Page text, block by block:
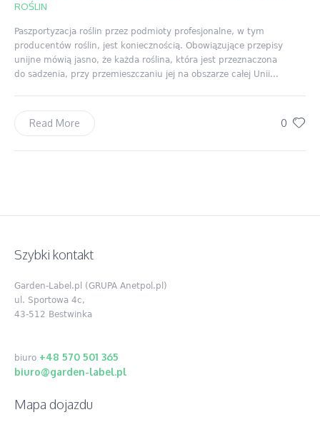
ROŚLIN
Paszportyzacja roślin przez podmioty profesjonalne, w tym
producentów roślin, jest koniecznością. Obowiązujące przepisy
unijne mówią jasno, że każda roślina, która jest przeznaczona
do sadzenia, przy przemieszczaniu jej na obszarze całej Unii...
0
Read More
Szybki kontakt
Garden-Label.pl (GRUPA Anetpol.pl)
ul. Sportowa 4c,
43-512 Bestwinka
biuro +48 570 501 365
biuro@garden-label.pl
Mapa dojazdu